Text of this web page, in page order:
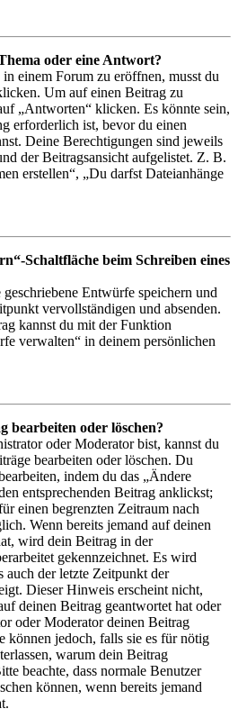
oder eine Antwort?
einem Forum zu eröffnen, musst du
Um auf einen Beitrag zu
„Antworten“ klicken. Es könnte sein,
erforderlich ist, bevor du einen
Deine Berechtigungen sind jeweils
der Beitragsansicht aufgelistet. Z. B.
erstellen“, „Du darfst Dateianhänge
Schaltfläche beim Schreiben eines
Entwürfe speichern und
vervollständigen und absenden.
kannst du mit der Funktion
verwalten“ in deinem persönlichen
bearbeiten oder löschen?
oder Moderator bist, kannst du
bearbeiten oder löschen. Du
indem du das „Ändere
entsprechenden Beitrag anklickst;
einen begrenzten Zeitraum nach
Wenn bereits jemand auf deinen
wird dein Beitrag in der
gekennzeichnet. Es wird
auch der letzte Zeitpunkt der
Dieser Hinweis erscheint nicht,
deinen Beitrag geantwortet hat oder
oder Moderator deinen Beitrag
können jedoch, falls sie es für nötig
warum dein Beitrag
beachte, dass normale Benutzer
können, wenn bereits jemand